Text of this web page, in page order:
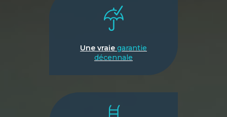
Une vraie garantie
décennale